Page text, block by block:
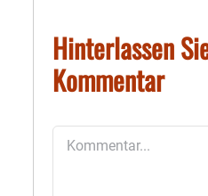
Hinterlassen
Kommentar